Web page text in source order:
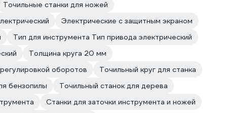
Точильные станки для ножей
Электрические с защитным экраном
Тип для инструмента Тип привода электрический
Толщина круга 20 мм
оборотов
Точильный круг для станка
бензопилы
Точильный станок для дерева
Станки для заточки инструмента и ножей